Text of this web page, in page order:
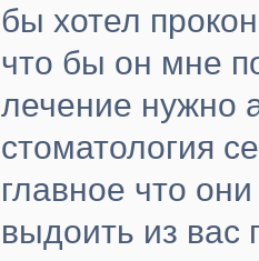
бы хотел
что бы он мне
лечение нужно
стоматология
главное что
выдоить из вас